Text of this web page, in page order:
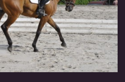
eStránky.cz